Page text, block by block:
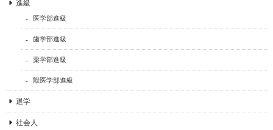
進級
医学部進級
歯学部進級
薬学部進級
獣医学部進級
退学
社会人